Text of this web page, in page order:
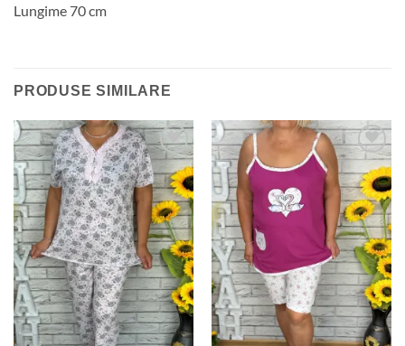
Lungime 70 cm
PRODUSE SIMILARE
Adauga
la
favorite
Adauga
la
favorite